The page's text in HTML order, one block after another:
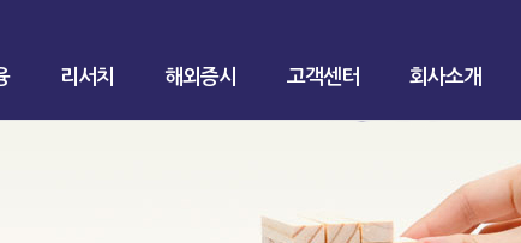
리서치 해외증시 고객센터 회사소개